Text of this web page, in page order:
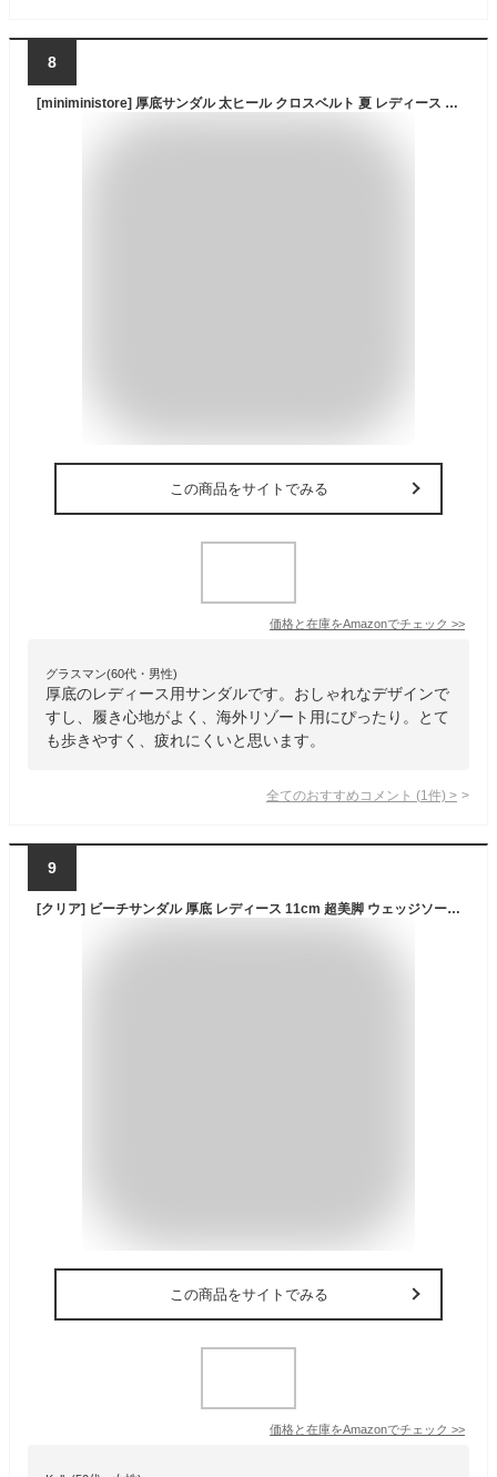
8
[miniministore] 厚底サンダル 太ヒール クロスベルト 夏 レディース コンフォート チャンキーヒール 美脚 歩きやすい カジュアル シンプル 大人可愛いギャザー 海旅行 リゾート（ブラック，24.5cm）
この商品をサイトでみる
価格と在庫をAmazonでチェック >>
グラスマン(60代・男性)
厚底のレディース用サンダルです。おしゃれなデザインで
すし、履き心地がよく、海外リゾート用にぴったり。とて
も歩きやすく、疲れにくいと思います。
全てのおすすめコメント (1 件) >
9
[クリア] ビーチサンダル 厚底 レディース 11cm 超美脚 ウェッジソール シンプル 疲れにくい ホールド感アップで歩きやすい (ブラック, 38, 24.0cm)
この商品をサイトでみる
価格と在庫をAmazonでチェック >>